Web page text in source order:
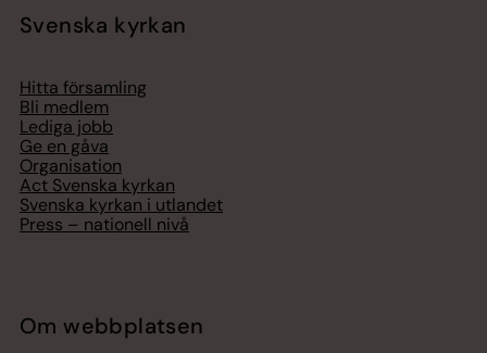
Svenska kyrkan
Hitta församling
Bli medlem
Lediga jobb
Ge en gåva
Organisation
Act Svenska kyrkan
Svenska kyrkan i utlandet
Press – nationell nivå
Om webbplatsen